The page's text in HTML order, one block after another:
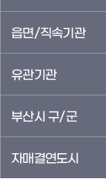
읍면/직속기관
유관기관
부산시 구/군
자매결연도시